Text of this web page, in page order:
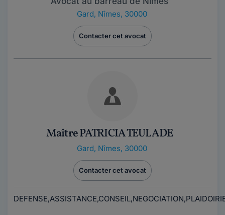
Gard, Nîmes, 30000
Contacter cet avocat
Maître PATRICIA TEULADE
Gard, Nîmes, 30000
Contacter cet avocat